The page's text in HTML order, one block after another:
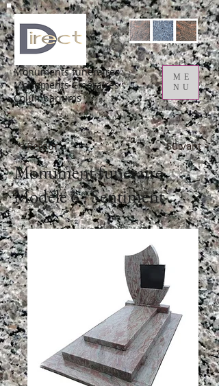
Monuments funéraires
Monuments Cinéraires
Columbariums
ME
NU
< Retour Suivant >
Monument funéraire
Modèle 6 : Sentiment